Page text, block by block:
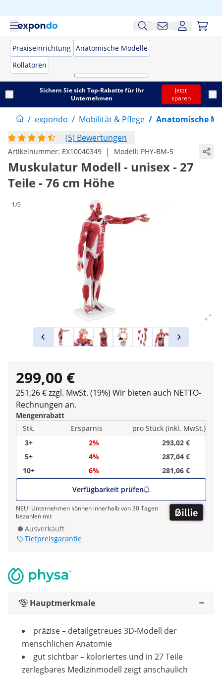
Praxiseinrichtung Anatomische Modelle
Rollatoren
Sichern Sie sich Top-Rabatte für Ihr
Unternehmen
Jetzt
sparen
/ expondo / Mobilität & Pflege / Anatomische
(5) Bewertungen
Artikelnummer: EX10040349 | Modell: PHY-BM-5
Muskulatur Modell - unisex - 27
Teile - 76 cm Höhe
1/9
299,00 €
251,26 € zzgl. MwSt. (19%) Wir bieten auch NETTO-
Rechnungen an.
Mengenrabatt
Stk.
Ersparnis
pro Stück (inkl. MwSt.)
3+
2%
293,02 €
5+
4%
287,04 €
10+
6%
281,06 €
Verfügbarkeit prüfen
NEU: Unternehmen können innerhalb von 30 Tagen
bezahlen mit
Ausverkauft
Tiefpreisgarantie
Hauptmerkmale
präzise – detailgetreues 3D-Modell der
menschlichen Anatomie
gut sichtbar – koloriertes und in 27 Teile
zerlegbares Medizinmodell zeigt anschaulich